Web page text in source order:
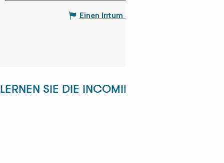
Einen Irrtum angeben
LERNEN SIE DIE INCOMING-ABTEILUNG